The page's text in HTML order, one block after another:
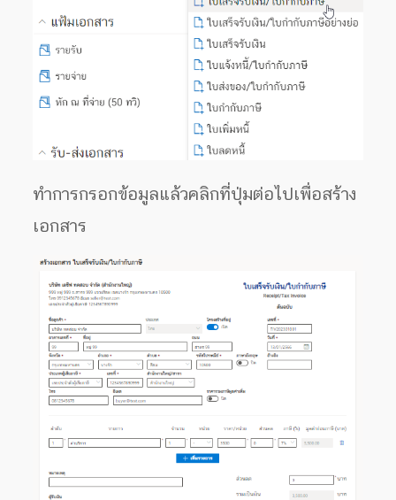
ทำการกรอกข้อมูลแล้วคลิกที่ปุ่มต่อไปเพื่อสร้าง
เอกสาร